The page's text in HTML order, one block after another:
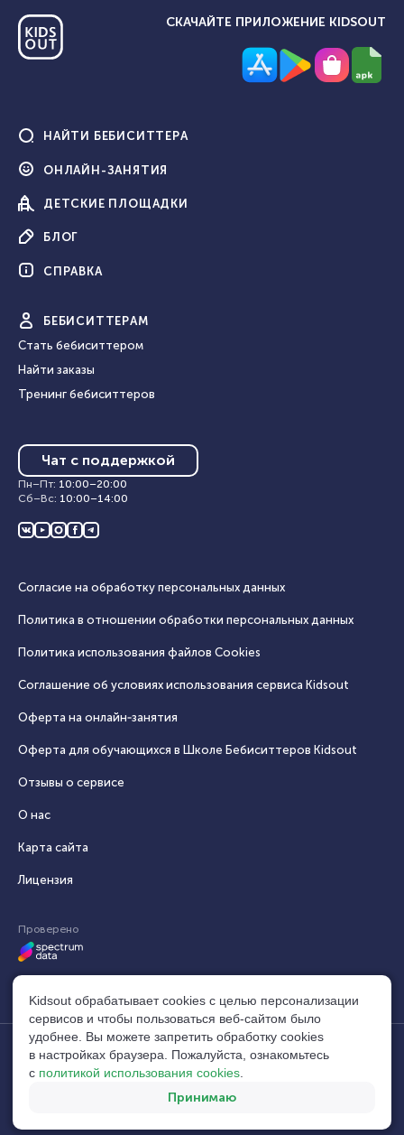
СКАЧАЙТЕ ПРИЛОЖЕНИЕ KIDSOUT
НАЙТИ БЕБИСИТТЕРА
ОНЛАЙН-ЗАНЯТИЯ
ДЕТСКИЕ ПЛОЩАДКИ
БЛОГ
СПРАВКА
БЕБИ СИТТЕРАМ
Стать бебиситтером
Найти заказы
Тренинг бебиситтеров
Чат с поддержкой
Пн–Пт: 10:00–20:00
Сб–Вс: 10:00–14:00
Согласие на обработку персональных данных
Политика в отношении обработки персональных данных
Политика использования файлов Cookies
Соглашение об условиях использования сервиса Кidsout
Оферта на онлайн‑занятия
Оферта для обучающихся в Школе Бебиситтеров Kidsout
Отзывы о сервисе
О нас
Карта сайта
Лицензия
Проверено
© 2014–2026, Кидсаут®. Все права защищены.
Свидетельство №1104534 (10.04.2025)
build:
Kidsout обрабатывает cookies с целью персонализации
сервисов и чтобы пользоваться веб-сайтом было
удобнее. Вы можете запретить обработку сookies
в настройках браузера. Пожалуйста, ознакомьтесь
с политикой использования cookies
Принимаю